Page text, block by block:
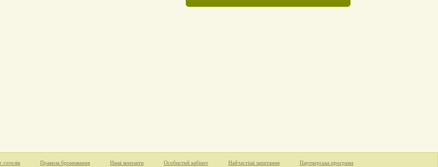
готелів Правила бронювання Наші контакти Особистий кабінет Найчастіші запитання Партнерська програма